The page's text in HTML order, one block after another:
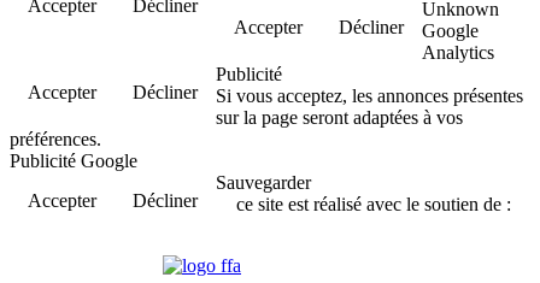
Accepter
Décliner
Accepter
Décliner
Unknown
Google
Analytics
Accepter
Décliner
Publicité
Si vous acceptez, les annonces présentes
sur la page seront adaptées à vos
préférences.
Publicité Google
Accepter
Décliner
Sauvegarder
ce site est réalisé avec le soutien de :